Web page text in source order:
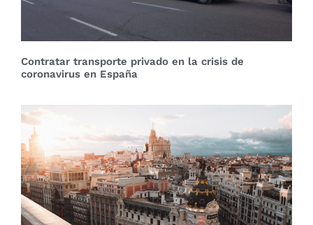
Contratar transporte privado en la crisis de
coronavirus en España